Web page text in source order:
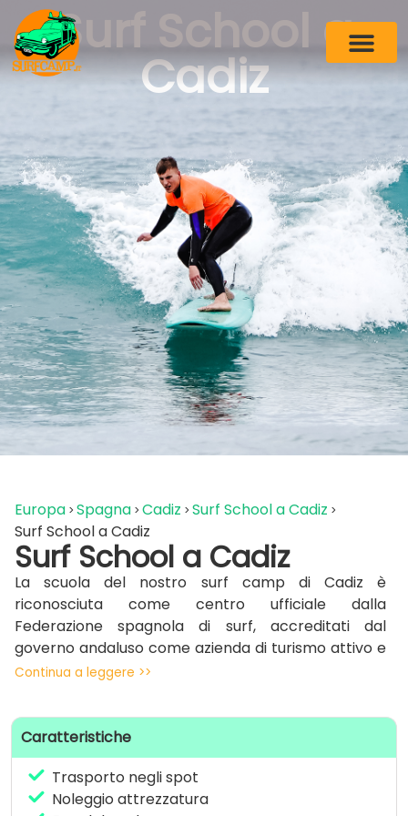
Surf School a
Cadiz
Europa Spagna Cadiz Surf School a Cadiz
Surf School a Cadiz
Surf School a Cadiz
La scuola del nostro surf camp di Cadiz è
riconosciuta come centro ufficiale dalla
Federazione spagnola di surf, accreditati dal
governo andaluso come azienda di turismo attivo e
facciamo parte di Aesop, l’associazione ufficiale
Fin dai nostri inizi nel 2007, abbiamo accumulato
anni di preziosa esperienza nella formazione di
surfisti di tutte le età e livelli. Abbiamo
un’assicurazione di responsabilità civile e
Continua a leggere >>
Caratteristiche
Trasporto negli spot
Noleggio attrezzatura